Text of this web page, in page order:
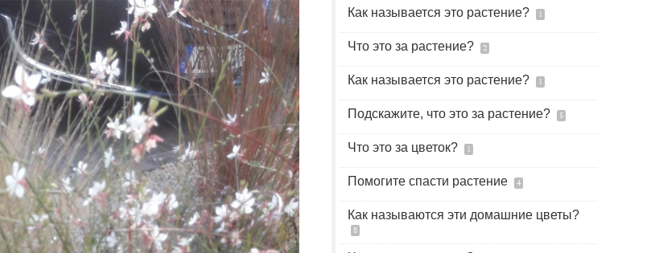
Как называется это растение? 1
Что это за растение? 2
Как называется это растение? 1
Подскажите, что это за растение? 5
Что это за цветок? 1
Помогите спасти растение 4
Как называются эти домашние цветы?
8